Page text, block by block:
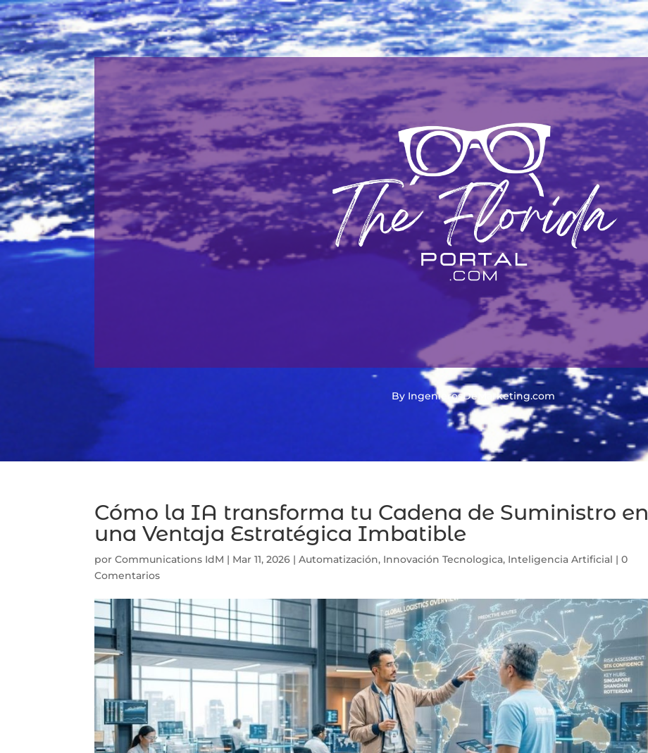
By IngenierosDeMarketing.com
Cómo la IA transforma tu Cadena de Suministro en
una Ventaja Estratégica Imbatible
porCommunications IdM | Mar 11, 2026 |Automatización, Innovación Tecnologica, Inteligencia Artificial |0
Comentarios